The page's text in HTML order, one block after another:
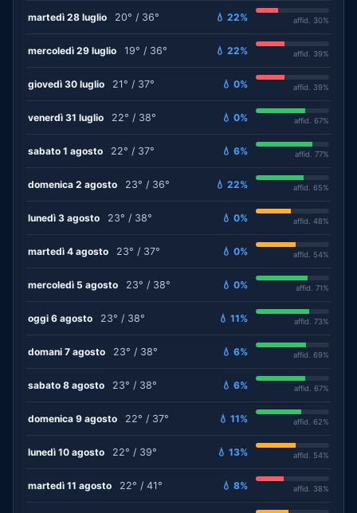
martedì 28 luglio 20° / 36° 💧 22% affid. 30%
mercoledì 29 luglio 19° / 36° 💧 22% affid. 39%
giovedì 30 luglio 21° / 37° 💧 0% affid. 39%
venerdì 31 luglio 22° / 38° 💧 0% affid. 67%
sabato 1 agosto 22° / 37° 💧 6% affid. 77%
domenica 2 agosto 23° / 36° 💧 22% affid. 65%
lunedì 3 agosto 23° / 38° 💧 0% affid. 48%
martedì 4 agosto 23° / 37° 💧 0% affid. 54%
mercoledì 5 agosto 23° / 38° 💧 0% affid. 71%
oggi 6 agosto 23° / 38° 💧 11% affid. 73%
domani 7 agosto 23° / 38° 💧 6% affid. 69%
sabato 8 agosto 23° / 38° 💧 6% affid. 67%
domenica 9 agosto 22° / 37° 💧 11% affid. 62%
lunedì 10 agosto 22° / 39° 💧 13% affid. 54%
martedì 11 agosto 22° / 41° 💧 8% affid. 38%